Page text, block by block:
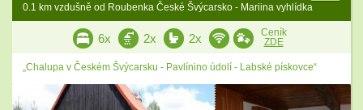
0.1 km vzdušně od Roubenka České Švýcarsko - Mariina vyhlídka
6x 2x 2x
Ceník
ZDE
„Chalupa v Českém Švýcarsku - Pavlínino údolí - Labské pískovce“